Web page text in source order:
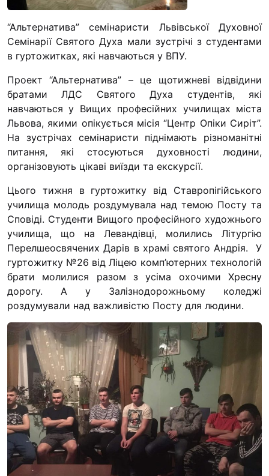
“#Усинови_ТИ”
Законодавство
Освіта
Контакти
(096) 749 79 80
procopecj@gmail.com
“Альтернатива” семінаристи Львівської Духовної
Семінарії Святого Духа мали зустрічі з студентами
в гуртожитках, які навчаються у ВПУ.
Проект “Альтернатива” – це щотижневі відвідини
братами ЛДС Святого Духа студентів, які
навчаються у Вищих професійних училищах міста
Львова, якими опікується місія “Центр Опіки Сиріт”.
На зустрічах семінаристи піднімають різноманітні
питання, які стосуються духовності людини,
організовують цікаві виїзди та екскурсії.
Цього тижня в гуртожитку від Ставропігійського
училища молодь роздумувала над темою Посту та
Сповіді. Студенти Вищого професійного художнього
училища, що на Левандівці, молились Літургію
Перелшеосвячених Дарів в храмі святого Андрія. У
гуртожитку №26 від Ліцею комп’ютерних технологій
брати молилися разом з усіма охочими Хресну
дорогу. А у Залізнодорожньому коледжі
роздумували над важливістю Посту для людини.